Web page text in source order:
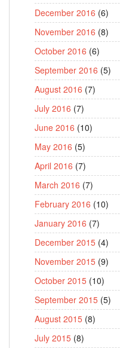
December 2016 (6)
November 2016 (8)
October 2016 (6)
September 2016 (5)
August 2016 (7)
July 2016 (7)
June 2016 (10)
May 2016 (5)
April 2016 (7)
March 2016 (7)
February 2016 (10)
January 2016 (7)
December 2015 (4)
November 2015 (9)
October 2015 (10)
September 2015 (5)
August 2015 (8)
July 2015 (8)